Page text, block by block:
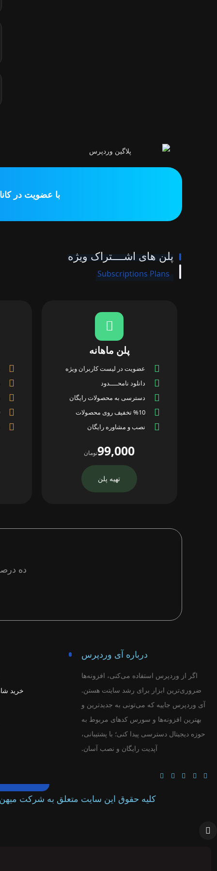
با عضویت در
پلن های اشــــتراک ویژه
Subscriptions Plans
پلن ماهانه
عضویت در لیست کاربران ویژه
دانلود نامحــــدود
دسترسی به محصولات رایگان
%10 تخفیف روی محصولات
نصب و مشاوره رایگان
99,000تومان
تهیه پلن
ده
درباره آی وردپرس
اگر از وردپرس استفاده می‌کنی، افزونه‌ها
ضروری‌ترین ابزار برای رشد سایتت هستن.
آی وردپرس جاییه که می‌تونی به جدیدترین و
بهترین افزونه‌ها و سورس‌ کدهای مربوط به
حوزه دیجیتال دسترسی پیدا کنی؛ با پشتیبانی،
آپدیت رایگان و نصب آسان.
خرید
کلیه حقوق این سایت متعلق به شرکت